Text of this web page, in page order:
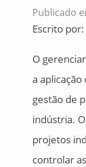
Publicado
Escrito por:
O
a
gestão de
indústria.
projetos
controlar